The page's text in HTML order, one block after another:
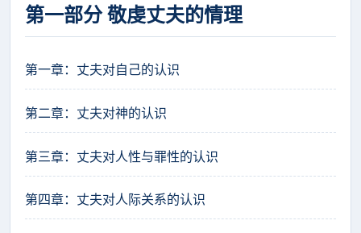
第一部分 敬虔丈夫的情理
第一章：丈夫对自己的认识
第二章：丈夫对神的认识
第三章：丈夫对人性与罪性的认识
第四章：丈夫对人际关系的认识